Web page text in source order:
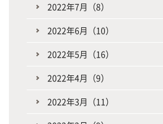
2022年7月（8）
2022年6月（10）
2022年5月（16）
2022年4月（9）
2022年3月（11）